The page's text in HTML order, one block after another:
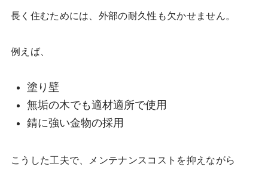
長く住むためには、外部の耐久性も欠かせません。
例えば、
塗り壁
無垢の木でも適材適所で使用
錆に強い金物の採用
こうした工夫で、メンテナンスコストを抑えながら